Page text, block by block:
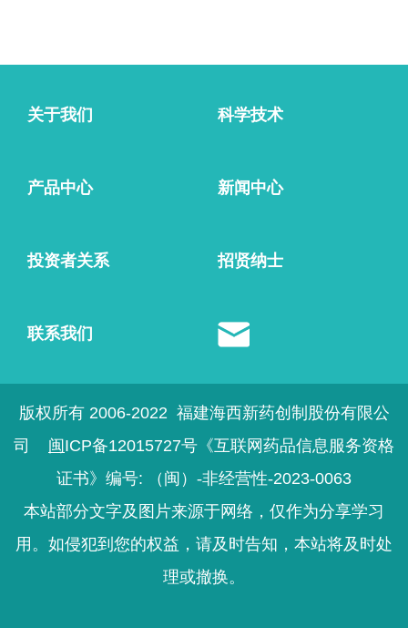
关于我们 科学技术
产品中心 新闻中心
投资者关系 招贤纳士
联系我们
版权所有 2006-2022 福建海西新药创制股份有限公
司 闽ICP备12015727号 《互联网药品信息服务资格
证书》编号: （闽） -非经营性-2023-0063
本站部分文字及图片来源于网络，仅作为分享学习
用。如侵犯到您的权益，请及时告知，本站将及时处
理或撤换。